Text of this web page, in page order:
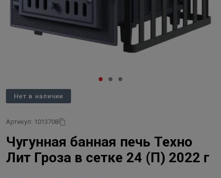
Нет в наличии
Артикул: 1013708
Чугунная банная печь Техно
Лит Гроза в сетке 24 (П) 2022 г